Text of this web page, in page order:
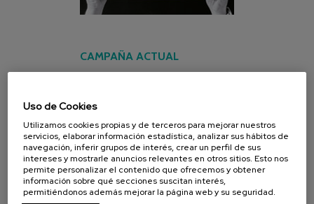
CAMPAÑA ACTUAL
Uso de Cookies
Utilizamos cookies propias y de terceros para mejorar nuestros
servicios, elaborar información estadística, analizar sus hábitos de
navegación, inferir grupos de interés, crear un perfil de sus
intereses y mostrarle anuncios relevantes en otros sitios. Esto nos
permite personalizar el contenido que ofrecemos y obtener
información sobre qué secciones suscitan interés,
permitiéndonos además mejorar la página web y su seguridad.